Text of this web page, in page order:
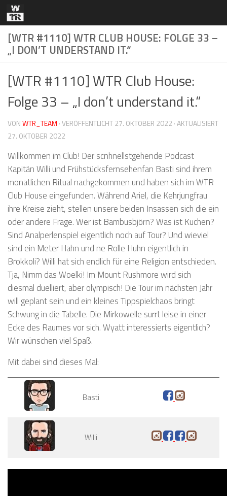
Zum Inhalt springen
[WTR #1110] WTR CLUB HOUSE: FOLGE 33 –
„I DON’T UNDERSTAND IT.“
[WTR #1110] WTR Club House:
Folge 33 – „I don’t understand it.“
VONWTR_TEAM · VERÖFFENTLICHT27. OKTOBER 2022 · AKTUALISIERT
27. OKTOBER 2022
Willkommen im Club! Der scnhnellstgehende Podcast
Kapitän Willi und Frühstücksfernsehenfan Basti sind ihrem
monatlichen Ritual nachgekommen und haben sich im WTR
Club House eingefunden. Während Ariel, die Kehrjungfrau
ihre Kreise zieht, stellen unsere beiden Insassen sich die ein
oder andere Frage. Wer ist Bambusbjörn? Was ist Kuchen?
Sind Analperlenspiel eigentlich noch auf Tour? Und wieviel
sind ein Meter Hahn und ne Rolle Huhn eigentlich in
Brokkoli? Willi hat sich endlich für eine Religion entschieden.
Tja, Nimm das Woelki! Im Mount Rushmore wird sich
diesmal duelliert, aber olympisch! Die Tour im nächsten Jahr
will geplant sein und ein kleines Tippspielchaos bringt
Schwung in die Tabelle. Die Mirkowelle surrt leise in einer
Ecke des Raumes vor sich. Wyatt interessierts eigentlich?
Wir wünschen viel Spaß.
Mit dabei sind dieses Mal:
Basti
Willi